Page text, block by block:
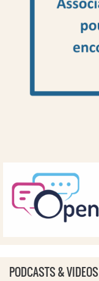
PODCASTS & VIDEOS